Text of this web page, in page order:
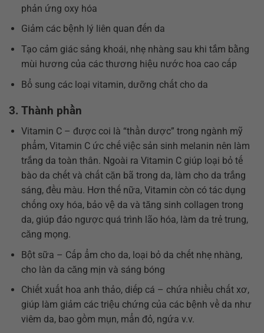
phản ứng oxy hóa
Giảm các bệnh lý liên quan đến da
Tạo cảm giác sảng khoái, nhẹ nhàng sau khi tắm bằng
mùi hương của các thương hiệu nước hoa cao cấp
Bổ sung các loại vitamin, dưỡng chất cho da
3. Thành phần
Vitamin C – được coi là “thần dược” trong ngành mỹ
phẩm, Vitamin C ức chế việc sản sinh melanin nên làm
trắng da toàn thân. Ngoài ra Vitamin C giúp loại bỏ tế
bào da chết và chất cặn bã trong da, làm cho da trắng
sáng, đều màu. Hơn thế nữa, Vitamin còn có tác dụng
chống oxy hóa, bảo vệ da và tăng sinh collagen trong
da, giúp đảo ngược quá trình lão hóa, làm da trẻ trung,
căng mọng.
Bột sữa – Cấp ẩm cho da, loại bỏ da chết nhẹ nhàng,
cho làn da căng mịn và sáng bóng
Chiết xuất hoa anh thảo, diếp cá – chứa nhiều chất xơ,
giúp làm giảm các triệu chứng của các bệnh về da như
viêm da, bao gồm mụn, mẩn đỏ, ngứa v.v.